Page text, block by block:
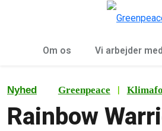
Om os Vi arbejder med
Nyhed Greenpeace |
Rainbow